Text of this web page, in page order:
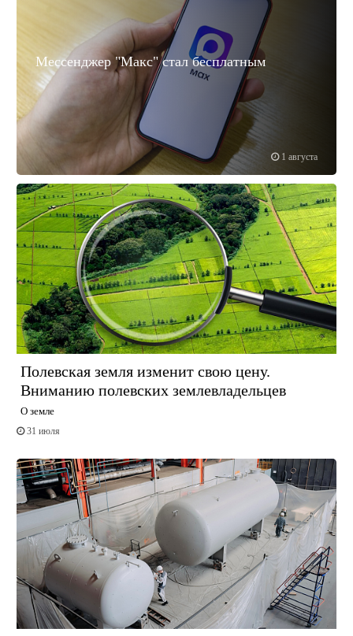
1 августа
Мессенджер "Макс" стал бесплатным
Полевская земля изменит свою цену.
Вниманию полевских землевладельцев
О земле
31 июля